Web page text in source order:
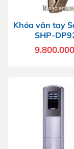
Khóa vân tay
SHP-
9.800.000